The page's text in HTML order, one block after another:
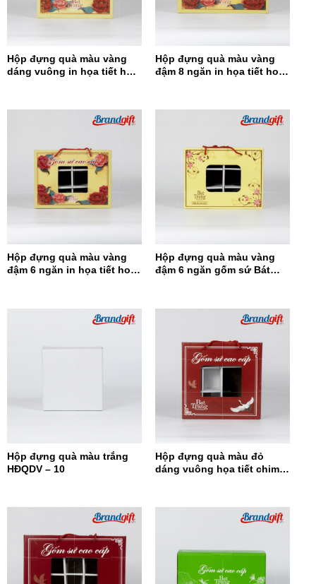
Hộp đựng quà màu vàng
dáng vuông in họa tiết hoa
Hộp đựng quà màu vàng
đậm 8 ngăn in họa tiết hoa
Hộp đựng quà màu vàng
đậm 6 ngăn in họa tiết hoa
Hộp đựng quà màu vàng
đậm 6 ngăn gốm sứ Bát
Hộp đựng quà màu trắng
HĐQDV – 10
Hộp đựng quà màu đỏ
dáng vuông họa tiết chim